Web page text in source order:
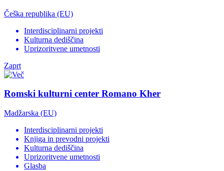
Češka republika (EU)
Interdisciplinarni projekti
Kulturna dediščina
Uprizoritvene umetnosti
Zaprt
Romski kulturni center Romano Kher
Madžarska (EU)
Interdisciplinarni projekti
Knjiga in prevodni projekti
Kulturna dediščina
Uprizoritvene umetnosti
Glasba